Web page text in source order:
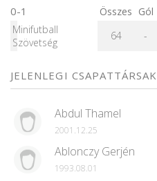
0-1 Összes Gól
Minifutball
Szövetség
64 -
JELENLEGI CSAPATTÁRSAK
Abdul Thamel
2001.12.25
Ablonczy Gerjén
1993.08.01